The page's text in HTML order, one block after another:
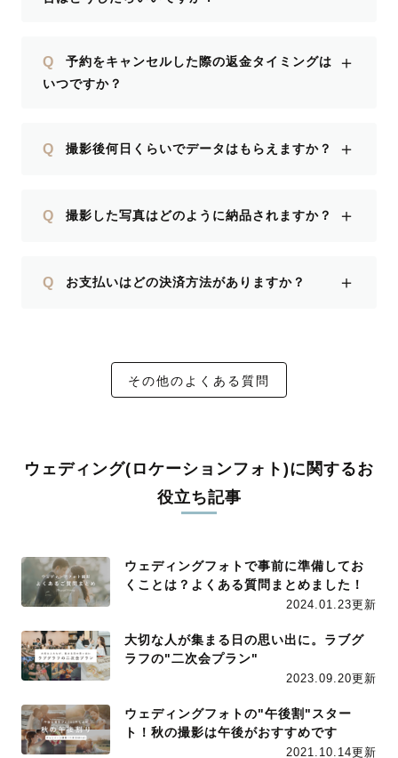
Q
予約をキャンセルした際の返金タイミングは
いつですか？
＋
Q 撮影後何日くらいでデータはもらえますか？ ＋
Q 撮影した写真はどのように納品されますか？ ＋
Q お支払いはどの決済方法がありますか？ ＋
その他のよくある質問
ウェディング(ロケーションフォト)に関するお
役立ち記事
ウェディングフォトで事前に準備してお
くことは？よくある質問まとめました！
2024.01.23更新
大切な人が集まる日の思い出に。ラブグ
ラフの"二次会プラン"
2023.09.20更新
ウェディングフォトの"午後割"スター
ト！秋の撮影は午後がおすすめです
2021.10.14更新